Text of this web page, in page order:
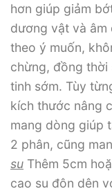
hơn giúp giảm
dương vật và âm
theo ý muốn,
chừng, đồng thời
tinh sớm. Tùy
kích thước nâng
mang dòng giúp
2 phân, cũng
su Thêm 5cm
cao su đôn dên